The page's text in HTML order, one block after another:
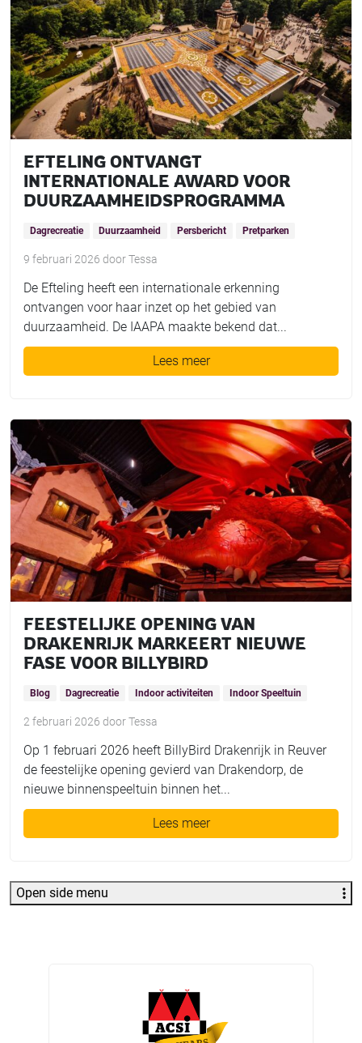
EFTELING ONTVANGT
INTERNATIONALE AWARD VOOR
DUURZAAMHEIDSPROGRAMMA
Dagrecreatie Duurzaamheid Persbericht Pretparken
9 februari 2026 doorTessa
De Efteling heeft een internationale erkenning
ontvangen voor haar inzet op het gebied van
duurzaamheid. De IAAPA maakte bekend dat...
Lees meer
FEESTELIJKE OPENING VAN
DRAKENRIJK MARKEERT NIEUWE
FASE VOOR BILLYBIRD
Blog Dagrecreatie Indoor activiteiten Indoor Speeltuin
2 februari 2026 doorTessa
Op 1 februari 2026 heeft BillyBird Drakenrijk in Reuver
de feestelijke opening gevierd van Drakendorp, de
nieuwe binnenspeeltuin binnen het...
Lees meer
Open side menu